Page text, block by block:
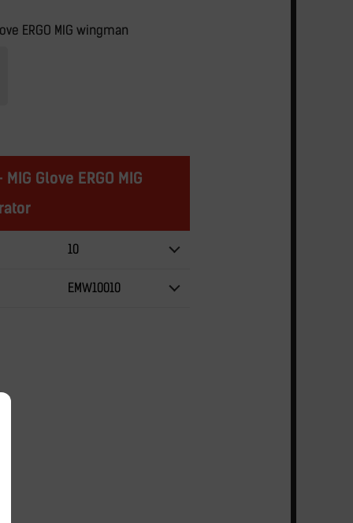
ERGO MIG wingman
Glove ERGO MIG
10
EMW10010